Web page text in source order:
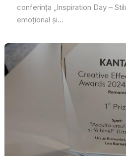
conferința „Inspiration Day –
emoțional și...